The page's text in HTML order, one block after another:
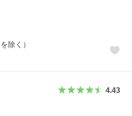
除く）
4.43